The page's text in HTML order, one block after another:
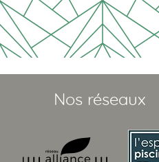
Nos réseaux